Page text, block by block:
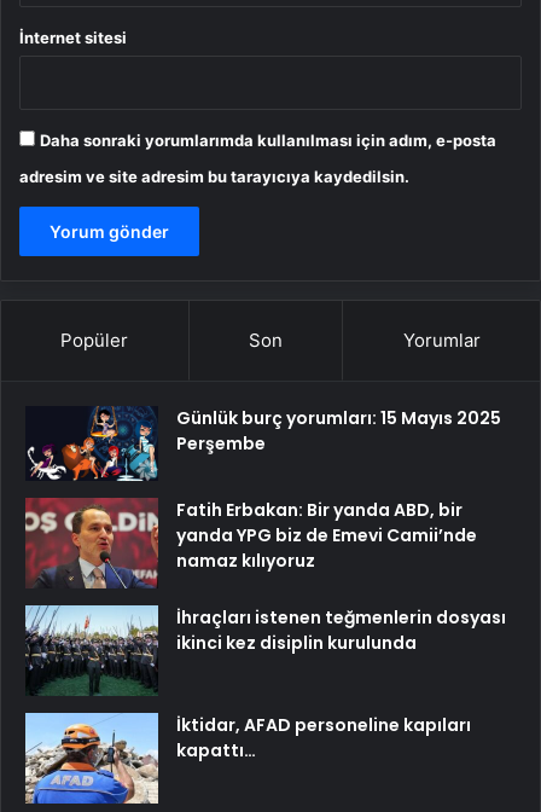
İnternet sitesi
Daha sonraki yorumlarımda kullanılması için adım, e-posta
adresim ve site adresim bu tarayıcıya kaydedilsin.
Popüler Son Yorumlar
Günlük burç yorumları: 15 Mayıs 2025
Perşembe
Fatih Erbakan: Bir yanda ABD, bir
yanda YPG biz de Emevi Camii’nde
namaz kılıyoruz
İhraçları istenen teğmenlerin dosyası
ikinci kez disiplin kurulunda
İktidar, AFAD personeline kapıları
kapattı…